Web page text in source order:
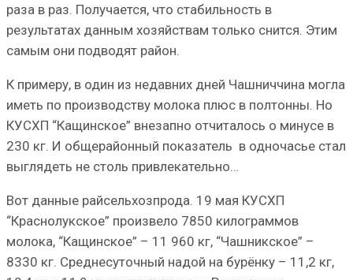
раза в раз. Получается, что стабильность в
результатах данным хозяйствам только снится. Этим
самым они подводят район.
К примеру, в один из недавних дней Чашниччина могла
иметь по производству молока плюс в полтонны. Но
КУСХП “Кащинское” внезапно отчиталось о минусе в
230 кг. И общерайонный показатель в одночасье стал
выглядеть не столь привлекательно…
Вот данные райсельхозпрода. 19 мая КУСХП
“Краснолукское” произвело 7850 килограммов
молока, “Кащинское” – 11 960 кг, “Чашникское” –
8330 кг. Среднесуточный надой на бурёнку – 11,2 кг,